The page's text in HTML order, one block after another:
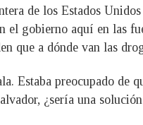
de los Estados
el gobierno aquí en las
que a dónde van las
Estaba preocupado de
¿sería una